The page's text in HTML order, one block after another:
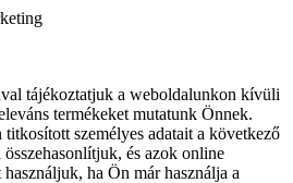
tájékoztatjuk a weboldalunkon kívüli
termékeket mutatunk Önnek.
személyes adatait a következő
és azok online
ha Ön már használja a